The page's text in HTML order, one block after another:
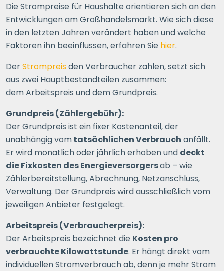
Die Strompreise für Haushalte orientieren sich an den
Entwicklungen am Großhandelsmarkt. Wie sich diese
in den letzten Jahren verändert haben und welche
Faktoren ihn beeinflussen, erfahren Sie hier.
DerStrompreisden Verbraucher zahlen, setzt sich
aus zwei Hauptbestandteilen zusammen:
dem Arbeitspreis und dem Grundpreis.
Grundpreis (Zählergebühr):
Der Grundpreis ist ein fixer Kostenanteil, der
unabhängig vomtatsächlichen Verbrauch anfällt.
Er wird monatlich oder jährlich erhoben und deckt
die Fixkosten des Energieversorgersab – wie
Zählerbereitstellung, Abrechnung, Netzanschluss,
Verwaltung. Der Grundpreis wird ausschließlich vom
jeweiligen Anbieter festgelegt.
Arbeitspreis (Verbraucherpreis):
Der Arbeitspreis bezeichnet die Kosten pro
verbrauchte Kilowattstunde. Er hängt direkt vom
individuellen Stromverbrauch ab, denn je mehr Strom